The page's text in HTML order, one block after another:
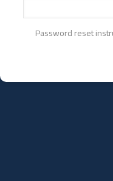
Password reset